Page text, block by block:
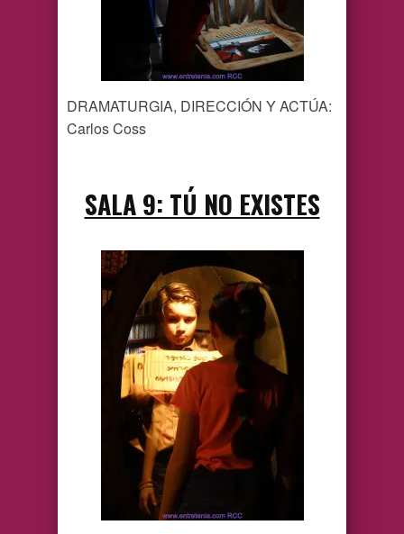
DRAMATURGIA, DIRECCIÓN Y ACTÚA:
Carlos Coss
SALA 9: TÚ NO EXISTES